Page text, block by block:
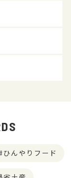
ひんやりフード